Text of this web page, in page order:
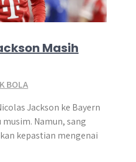
Masih
BOLA
Jackson ke Bayern
Namun, sang
kepastian mengenai